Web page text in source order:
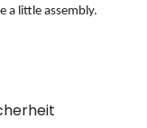
a little assembly.